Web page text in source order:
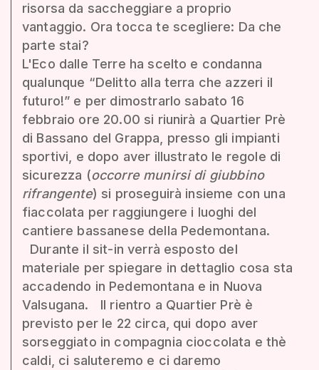
risorsa da saccheggiare a proprio
vantaggio. Ora tocca te scegliere: Da che
parte stai?
L'Eco dalle Terre ha scelto e condanna
qualunque “Delitto alla terra che azzeri il
futuro!” e per dimostrarlo sabato 16
febbraio ore 20.00 si riunirà a Quartier Prè
di Bassano del Grappa, presso gli impianti
sportivi, e dopo aver illustrato le regole di
sicurezza (occorre munirsi di giubbino
rifrangente) si proseguirà insieme con una
fiaccolata per raggiungere i luoghi del
cantiere bassanese della Pedemontana.
Durante il sit-in verrà esposto del
materiale per spiegare in dettaglio cosa sta
accadendo in Pedemontana e in Nuova
Valsugana. Il rientro a Quartier Prè è
previsto per le 22 circa, qui dopo aver
sorseggiato in compagnia cioccolata e thè
caldi, ci saluteremo e ci daremo